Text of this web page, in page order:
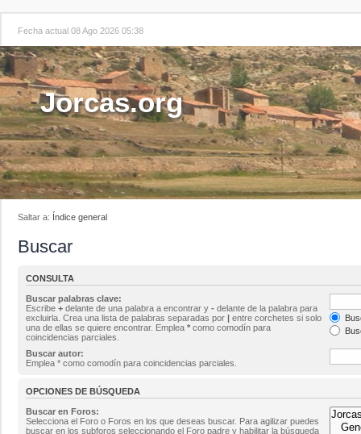
Fecha actual 08 Ago 2026 05:38
Jorcas.org
Saltar a: Índice general
Buscar
CONSULTA
Buscar palabras clave:
Escribe + delante de una palabra a encontrar y - delante de la palabra para
excluirla. Crea una lista de palabras separadas por | entre corchetes si solo
una de ellas se quiere encontrar. Emplea * como comodín para
coincidencias parciales.
Buscar autor:
Emplea * como comodín para coincidencias parciales.
OPCIONES DE BÚSQUEDA
Buscar en Foros:
Selecciona el Foro o Foros en los que deseas buscar. Para agilizar puedes
buscar en los subforos seleccionando el Foro padre y habilitar la búsqueda